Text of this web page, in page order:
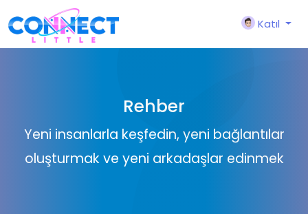
Katıl
Rehber
Yeni insanlarla keşfedin, yeni bağlantılar
oluşturmak ve yeni arkadaşlar edinmek